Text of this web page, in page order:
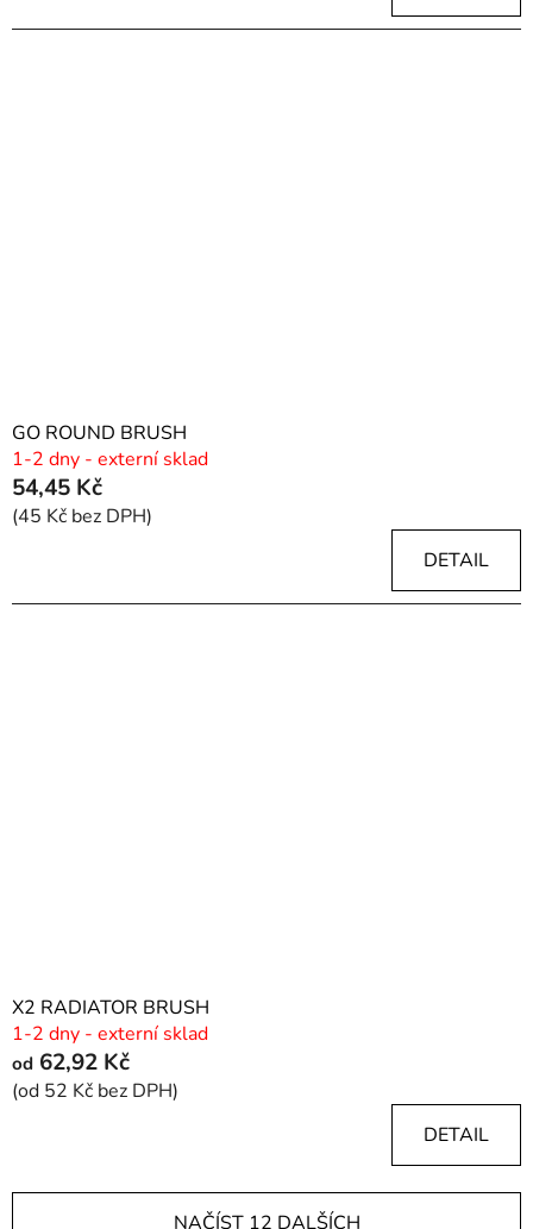
GO ROUND BRUSH
1-2 dny - externí sklad
54,45 Kč
(45 Kč bez DPH)
DETAIL
X2 RADIATOR BRUSH
1-2 dny - externí sklad
od 62,92 Kč
(od 52 Kč bez DPH)
DETAIL
NAČÍST 12 DALŠÍCH